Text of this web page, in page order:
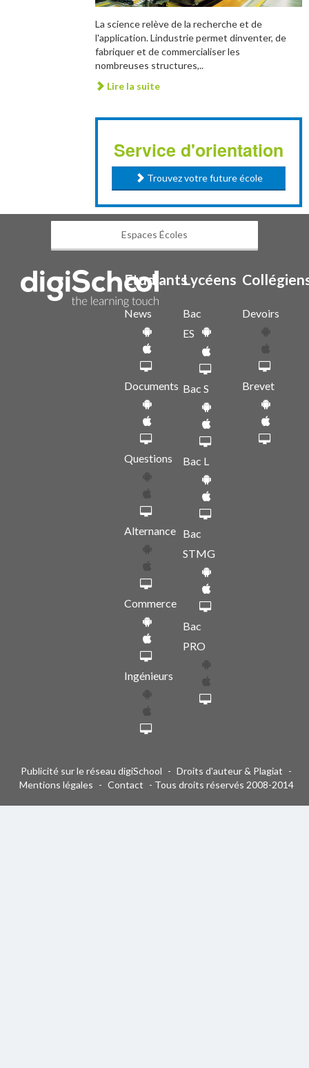
La science relève de la recherche et de
l'application. Lindustrie permet dinventer, de
fabriquer et de commercialiser les
nombreuses structures,..
Lire la suite
Service d'orientation
Trouvez votre future école
Espaces Écoles
Etudiants
News
Documents
Questions
Alternance
Commerce
Ingénieurs
Lycéens
Bac
ES
Bac S
Bac L
Bac
STMG
Bac
PRO
Devoirs
Brevet
Publicité sur le réseau digiSchool - Droits d'auteur & Plagiat -
Mentions légales - Contact - Tous droits réservés 2008-2014